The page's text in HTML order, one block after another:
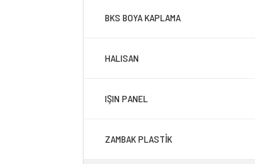
BKS BOYA KAPLAMA
HALISAN
IŞIN PANEL
ZAMBAK PLASTİK